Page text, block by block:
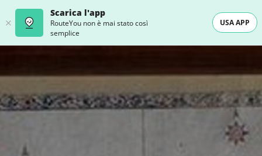
Scarica l'app
RouteYou non è mai stato così
semplice
USA APP